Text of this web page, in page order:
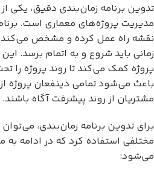
تدوین برنامه زمان‌بندی دقیق، یکی
مدیریت پروژه‌های معماری است.
نقشه راه عمل کرده و مشخص می‌کند
زمانی باید شروع و به اتمام برسد.
پروژه کمک می‌کند تا روند پروژه را
باعث می‌شود تمامی ذینفعان پروژه از
مشتریان از روند پیشرفت آگاه باشند.
برای تدوین برنامه زمان‌بندی،
مختلفی استفاده کرد که در ادامه به
می‌شود: